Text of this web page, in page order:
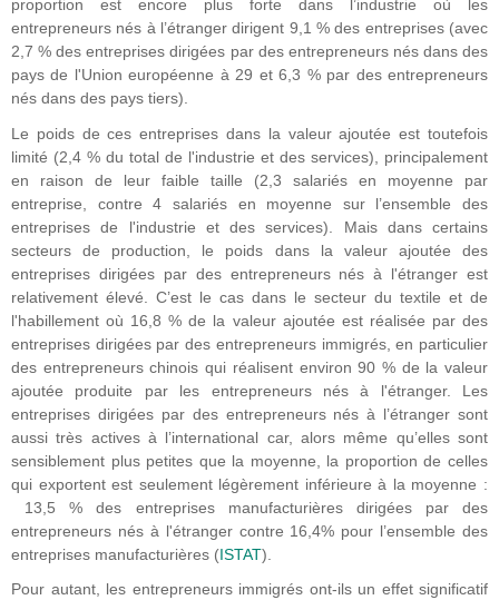
proportion est encore plus forte dans l’industrie où les
entrepreneurs nés à l’étranger dirigent 9,1 % des entreprises (avec
2,7 % des entreprises dirigées par des entrepreneurs nés dans des
pays de l'Union européenne à 29 et 6,3 % par des entrepreneurs
nés dans des pays tiers).
Le poids de ces entreprises dans la valeur ajoutée est toutefois
limité (2,4 % du total de l'industrie et des services), principalement
en raison de leur faible taille (2,3 salariés en moyenne par
entreprise, contre 4 salariés en moyenne sur l’ensemble des
entreprises de l'industrie et des services). Mais dans certains
secteurs de production, le poids dans la valeur ajoutée des
entreprises dirigées par des entrepreneurs nés à l'étranger est
relativement élevé. C’est le cas dans le secteur du textile et de
l'habillement où 16,8 % de la valeur ajoutée est réalisée par des
entreprises dirigées par des entrepreneurs immigrés, en particulier
des entrepreneurs chinois qui réalisent environ 90 % de la valeur
ajoutée produite par les entrepreneurs nés à l'étranger. Les
entreprises dirigées par des entrepreneurs nés à l’étranger sont
aussi très actives à l’international car, alors même qu’elles sont
sensiblement plus petites que la moyenne, la proportion de celles
qui exportent est seulement légèrement inférieure à la moyenne :
13,5 % des entreprises manufacturières dirigées par des
entrepreneurs nés à l'étranger contre 16,4% pour l’ensemble des
entreprises manufacturières (ISTAT).
Pour autant, les entrepreneurs immigrés ont-ils un effet significatif